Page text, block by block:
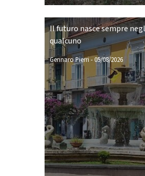
Il futuro nasce sempre
qualcuno
Gennaro Pierri -05/08/2026